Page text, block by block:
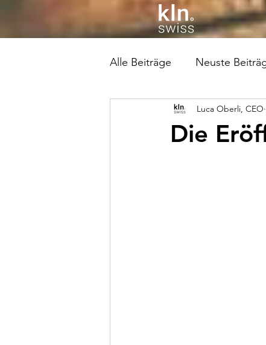
Alle Beiträge Neuste
Die
Luca Oberli, CEO